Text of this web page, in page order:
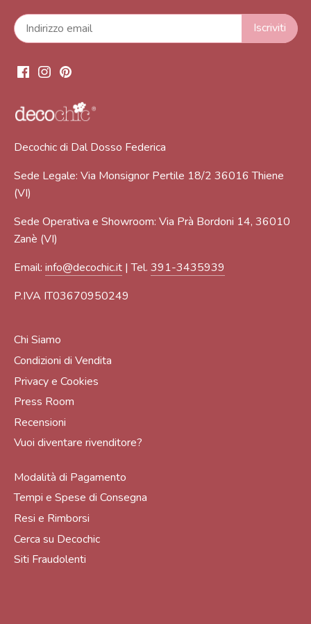
Decochic di Dal Dosso Federica
Sede Legale: Via Monsignor Pertile 18/2 36016 Thiene
(VI)
Sede Operativa e Showroom: Via Prà Bordoni 14, 36010
Zanè (VI)
Email: info@decochic.it | Tel. 391-3435939
P.IVA IT03670950249
Chi Siamo
Condizioni di Vendita
Privacy e Cookies
Press Room
Recensioni
Vuoi diventare rivenditore?
Modalità di Pagamento
Tempi e Spese di Consegna
Resi e Rimborsi
Cerca su Decochic
Siti Fraudolenti